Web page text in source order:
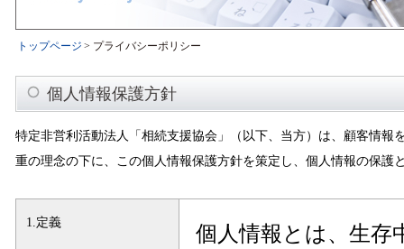
トップページ > プライバシーポリシー
個人情報保護方針
特定非営利活動法人「相続支援協会」（以下、当方）は、顧客情報
重の理念の下に、この個人情報保護方針を策定し、個人情報の保護
1.定義
個人情報とは、生存